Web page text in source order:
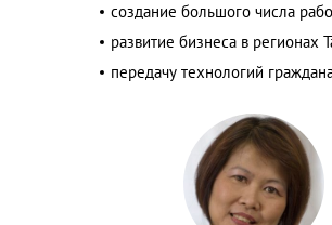
создание большого числа
развитие бизнеса в регионах
передачу технологий